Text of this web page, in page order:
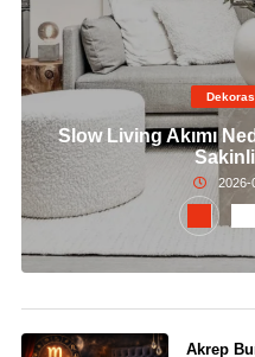
Slow Living Akımı
2026-
Akrep